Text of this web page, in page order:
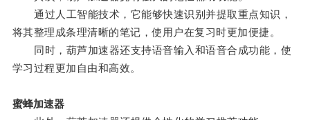
通过人工智能技术，它能够快速识别并提取重点知识，
将其整理成条理清晰的笔记，使用户在复习时更加便捷。
同时，葫芦加速器还支持语音输入和语音合成功能，使
学习过程更加自由和高效。
蜜蜂加速器